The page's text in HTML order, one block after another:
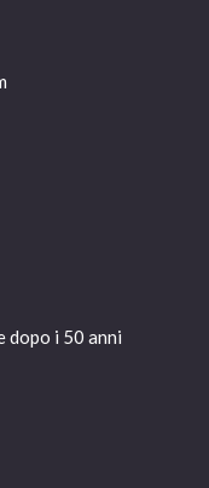
dopo i 50 anni